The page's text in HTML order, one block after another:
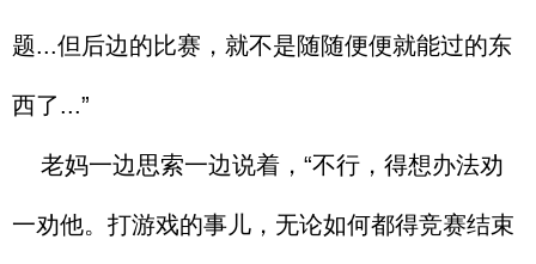
题...但后边的比赛，就不是随随便便就能过的东
西了...”
老妈一边思索一边说着，“不行，得想办法劝
一劝他。打游戏的事儿，无论如何都得竞赛结束